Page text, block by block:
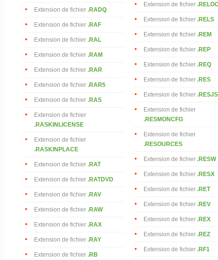
Extension de fichier .RADQ
Extension de fichier .RAF
Extension de fichier .RAL
Extension de fichier .RAM
Extension de fichier .RAR
Extension de fichier .RAR5
Extension de fichier .RAS
Extension de fichier
.RASKINLICENSE
Extension de fichier
.RASKINPLACE
Extension de fichier .RAT
Extension de fichier .RATDVD
Extension de fichier .RAV
Extension de fichier .RAW
Extension de fichier .RAX
Extension de fichier .RAY
Extension de fichier .RB
Extension de fichier
Extension de fichier .RELS
Extension de fichier .REM
Extension de fichier .REP
Extension de fichier .REQ
Extension de fichier .RES
Extension de fichier
Extension de fichier
.RESMONCFG
Extension de fichier
.RESOURCES
Extension de fichier .RESW
Extension de fichier .RESX
Extension de fichier .RET
Extension de fichier .REV
Extension de fichier .REX
Extension de fichier .REZ
Extension de fichier .RF1